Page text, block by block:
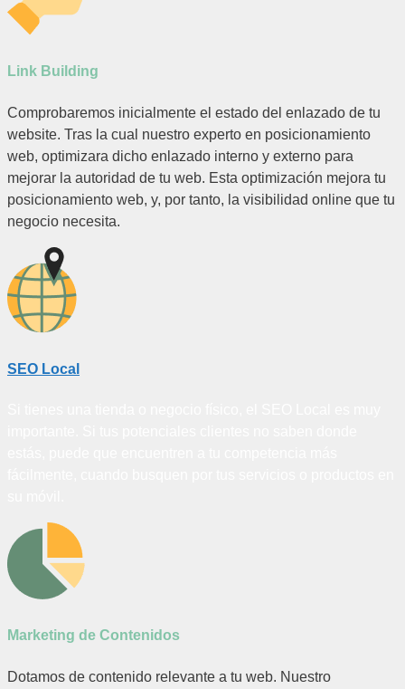
Link Building
Comprobaremos inicialmente el estado del enlazado de tu
website. Tras la cual nuestro experto en posicionamiento
web, optimizara dicho enlazado interno y externo para
mejorar la autoridad de tu web. Esta optimización mejora tu
posicionamiento web, y, por tanto, la visibilidad online que tu
negocio necesita.
SEO Local
Marketing de Contenidos
Dotamos de contenido relevante a tu web. Nuestro